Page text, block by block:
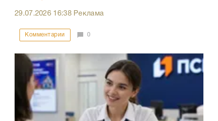
29.07.2026 16:38Реклама
Комментарии 0